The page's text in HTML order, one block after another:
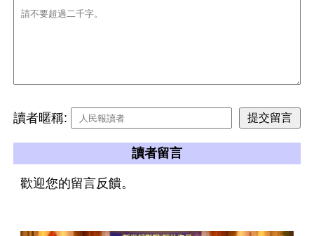
讀者暱稱:
讀者留言
歡迎您的留言反饋。